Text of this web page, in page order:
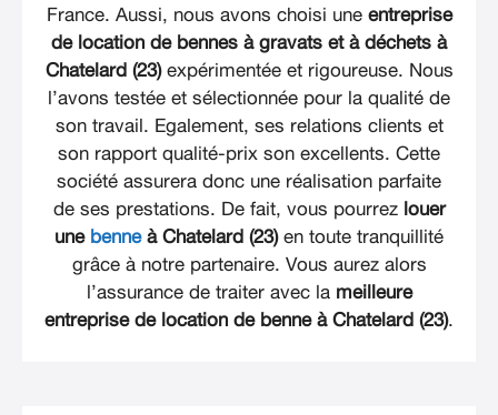
France. Aussi, nous avons choisi une entreprise
de location de bennes à gravats et à déchets à
Chatelard (23)expérimentée et rigoureuse. Nous
l’avons testée et sélectionnée pour la qualité de
son travail. Egalement, ses relations clients et
son rapport qualité-prix son excellents. Cette
société assurera donc une réalisation parfaite
de ses prestations. De fait, vous pourrez louer
une benneà Chatelard (23)en toute tranquillité
grâce à notre partenaire. Vous aurez alors
l’assurance de traiter avec la meilleure
entreprise de location de benne à Chatelard (23).